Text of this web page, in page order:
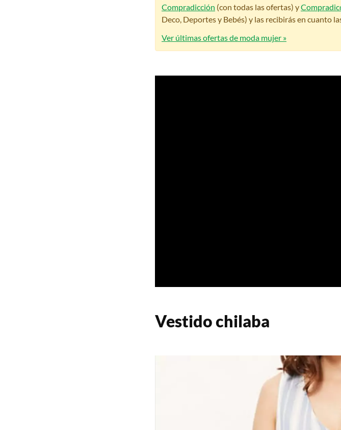
Compradicción (con todas las ofertas) y
Deco, Deportes y Bebés) y las recibirás en cuanto
Ver últimas ofertas de moda mujer »
Vestido chilaba